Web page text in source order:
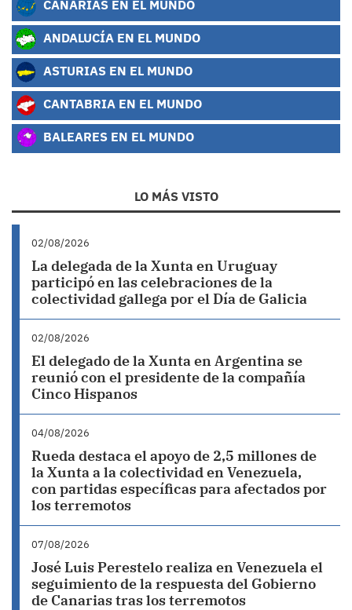
CANARIAS EN EL MUNDO
ANDALUCÍA EN EL MUNDO
ASTURIAS EN EL MUNDO
CANTABRIA EN EL MUNDO
BALEARES EN EL MUNDO
LO MÁS VISTO
02/08/2026
La delegada de la Xunta en Uruguay
participó en las celebraciones de la
colectividad gallega por el Día de Galicia
02/08/2026
El delegado de la Xunta en Argentina se
reunió con el presidente de la compañía
Cinco Hispanos
04/08/2026
Rueda destaca el apoyo de 2,5 millones de
la Xunta a la colectividad en Venezuela,
con partidas específicas para afectados por
los terremotos
07/08/2026
José Luis Perestelo realiza en Venezuela el
seguimiento de la respuesta del Gobierno
de Canarias tras los terremotos